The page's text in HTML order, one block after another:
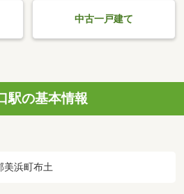
中古一戸建て
駅の基本情報
美浜町布土